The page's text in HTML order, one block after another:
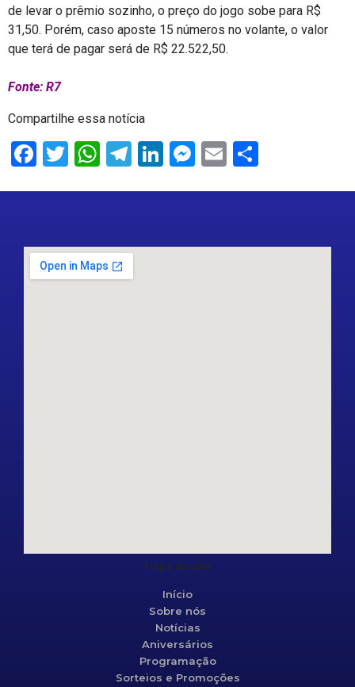
de levar o prêmio sozinho, o preço do jogo sobe para R$
31,50. Porém, caso aposte 15 números no volante, o valor
que terá de pagar será de R$ 22.522,50.
Fonte: R7
Compartilhe essa notícia
Facebook
Twitter
WhatsApp
Telegram
LinkedIn
Messenger
Email
Mapa do site
Início
Sobre nós
Notícias
Aniversários
Programação
Sorteios e Promoções